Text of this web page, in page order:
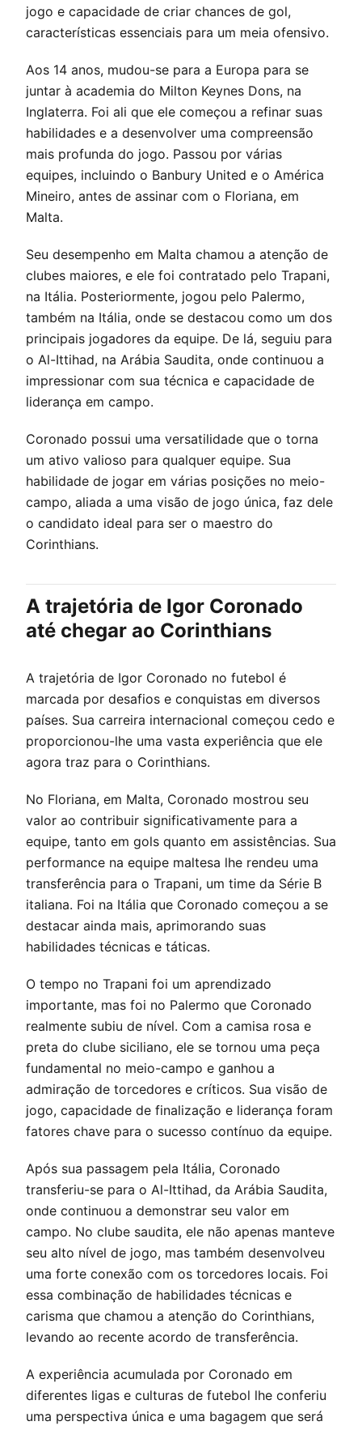
jogo e capacidade de criar chances de gol,
características essenciais para um meia ofensivo.
Aos 14 anos, mudou-se para a Europa para se
juntar à academia do Milton Keynes Dons, na
Inglaterra. Foi ali que ele começou a refinar suas
habilidades e a desenvolver uma compreensão
mais profunda do jogo. Passou por várias
equipes, incluindo o Banbury United e o América
Mineiro, antes de assinar com o Floriana, em
Malta.
Seu desempenho em Malta chamou a atenção de
clubes maiores, e ele foi contratado pelo Trapani,
na Itália. Posteriormente, jogou pelo Palermo,
também na Itália, onde se destacou como um dos
principais jogadores da equipe. De lá, seguiu para
o Al-Ittihad, na Arábia Saudita, onde continuou a
impressionar com sua técnica e capacidade de
liderança em campo.
Coronado possui uma versatilidade que o torna
um ativo valioso para qualquer equipe. Sua
habilidade de jogar em várias posições no meio-
campo, aliada a uma visão de jogo única, faz dele
o candidato ideal para ser o maestro do
Corinthians.
A trajetória de Igor Coronado
até chegar ao Corinthians
A trajetória de Igor Coronado no futebol é
marcada por desafios e conquistas em diversos
países. Sua carreira internacional começou cedo e
proporcionou-lhe uma vasta experiência que ele
agora traz para o Corinthians.
No Floriana, em Malta, Coronado mostrou seu
valor ao contribuir significativamente para a
equipe, tanto em gols quanto em assistências. Sua
performance na equipe maltesa lhe rendeu uma
transferência para o Trapani, um time da Série B
italiana. Foi na Itália que Coronado começou a se
destacar ainda mais, aprimorando suas
habilidades técnicas e táticas.
O tempo no Trapani foi um aprendizado
importante, mas foi no Palermo que Coronado
realmente subiu de nível. Com a camisa rosa e
preta do clube siciliano, ele se tornou uma peça
fundamental no meio-campo e ganhou a
admiração de torcedores e críticos. Sua visão de
jogo, capacidade de finalização e liderança foram
fatores chave para o sucesso contínuo da equipe.
Após sua passagem pela Itália, Coronado
transferiu-se para o Al-Ittihad, da Arábia Saudita,
onde continuou a demonstrar seu valor em
campo. No clube saudita, ele não apenas manteve
seu alto nível de jogo, mas também desenvolveu
uma forte conexão com os torcedores locais. Foi
essa combinação de habilidades técnicas e
carisma que chamou a atenção do Corinthians,
levando ao recente acordo de transferência.
A experiência acumulada por Coronado em
diferentes ligas e culturas de futebol lhe conferiu
uma perspectiva única e uma bagagem que será